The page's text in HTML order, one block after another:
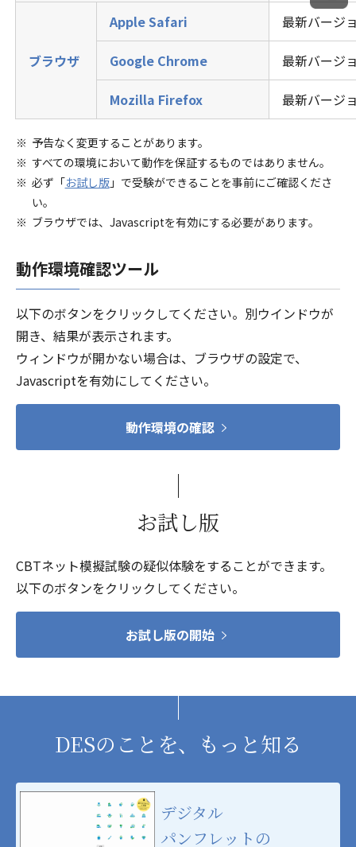
ブラウザ
Apple Safari 最新バージ
Google Chrome 最新バージ
Mozilla Firefox 最新バージ
予告なく変更することがあります。
すべての環境において動作を保証するものではありません。
必ず「お試し版」で受験ができることを事前にご確認くださ
い。
ブラウザでは、Javascriptを有効にする必要があります。
動作環境確認ツール
以下のボタンをクリックしてください。別ウインドウが
開き、結果が表示されます。
ウィンドウが開かない場合は、ブラウザの設定で、
Javascriptを有効にしてください。
動作環境の確認
お試し版
CBTネット模擬試験の疑似体験をすることができます。
以下のボタンをクリックしてください。
お試し版の開始
DESのことを、もっと知る
デジタル
パンフレットの